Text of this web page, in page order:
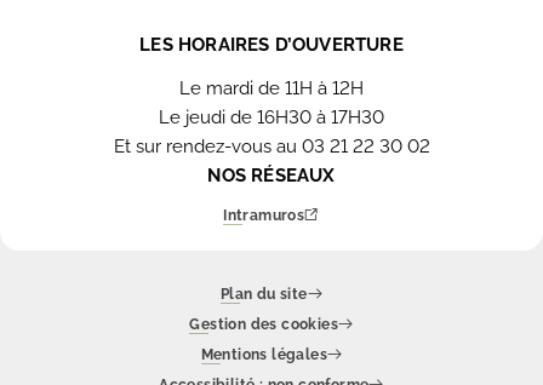
LES HORAIRES D’OUVERTURE
Le mardi de 11H à 12H
Le jeudi de 16H30 à 17H30
Et sur rendez-vous au 03 21 22 30 02
NOS RÉSEAUX
Intramuros
Plan du site
Gestion des cookies
Mentions légales